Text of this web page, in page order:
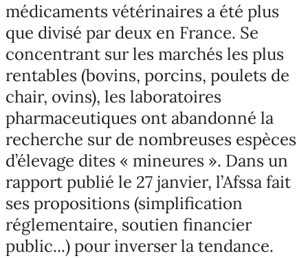
médicaments vétérinaires a été plus
que divisé par deux en France. Se
concentrant sur les marchés les plus
rentables (bovins, porcins, poulets de
chair, ovins), les laboratoires
pharmaceutiques ont abandonné la
recherche sur de nombreuses espèces
d’élevage dites « mineures ». Dans un
rapport publié le 27 janvier, l’Afssa fait
ses propositions (simplification
réglementaire, soutien financier
public...) pour inverser la tendance.